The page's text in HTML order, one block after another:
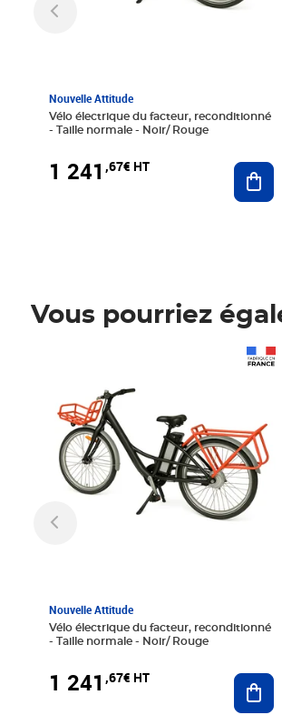
Nouvelle Attitude
Vélo électrique du facteur, reconditionné
- Taille normale - Noir/ Rouge
1 241 ,67€ HT
Vous pourriez
Nouvelle Attitude
Vélo électrique du facteur, reconditionné
- Taille normale - Noir/ Rouge
1 241 ,67€ HT